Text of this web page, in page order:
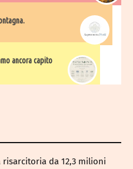
ancora capito
risarcitoria da 12,3 milioni